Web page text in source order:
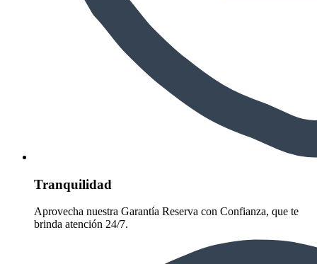
Tranquilidad
Aprovecha nuestra Garantía Reserva con Confianza, que te
brinda atención 24/7.